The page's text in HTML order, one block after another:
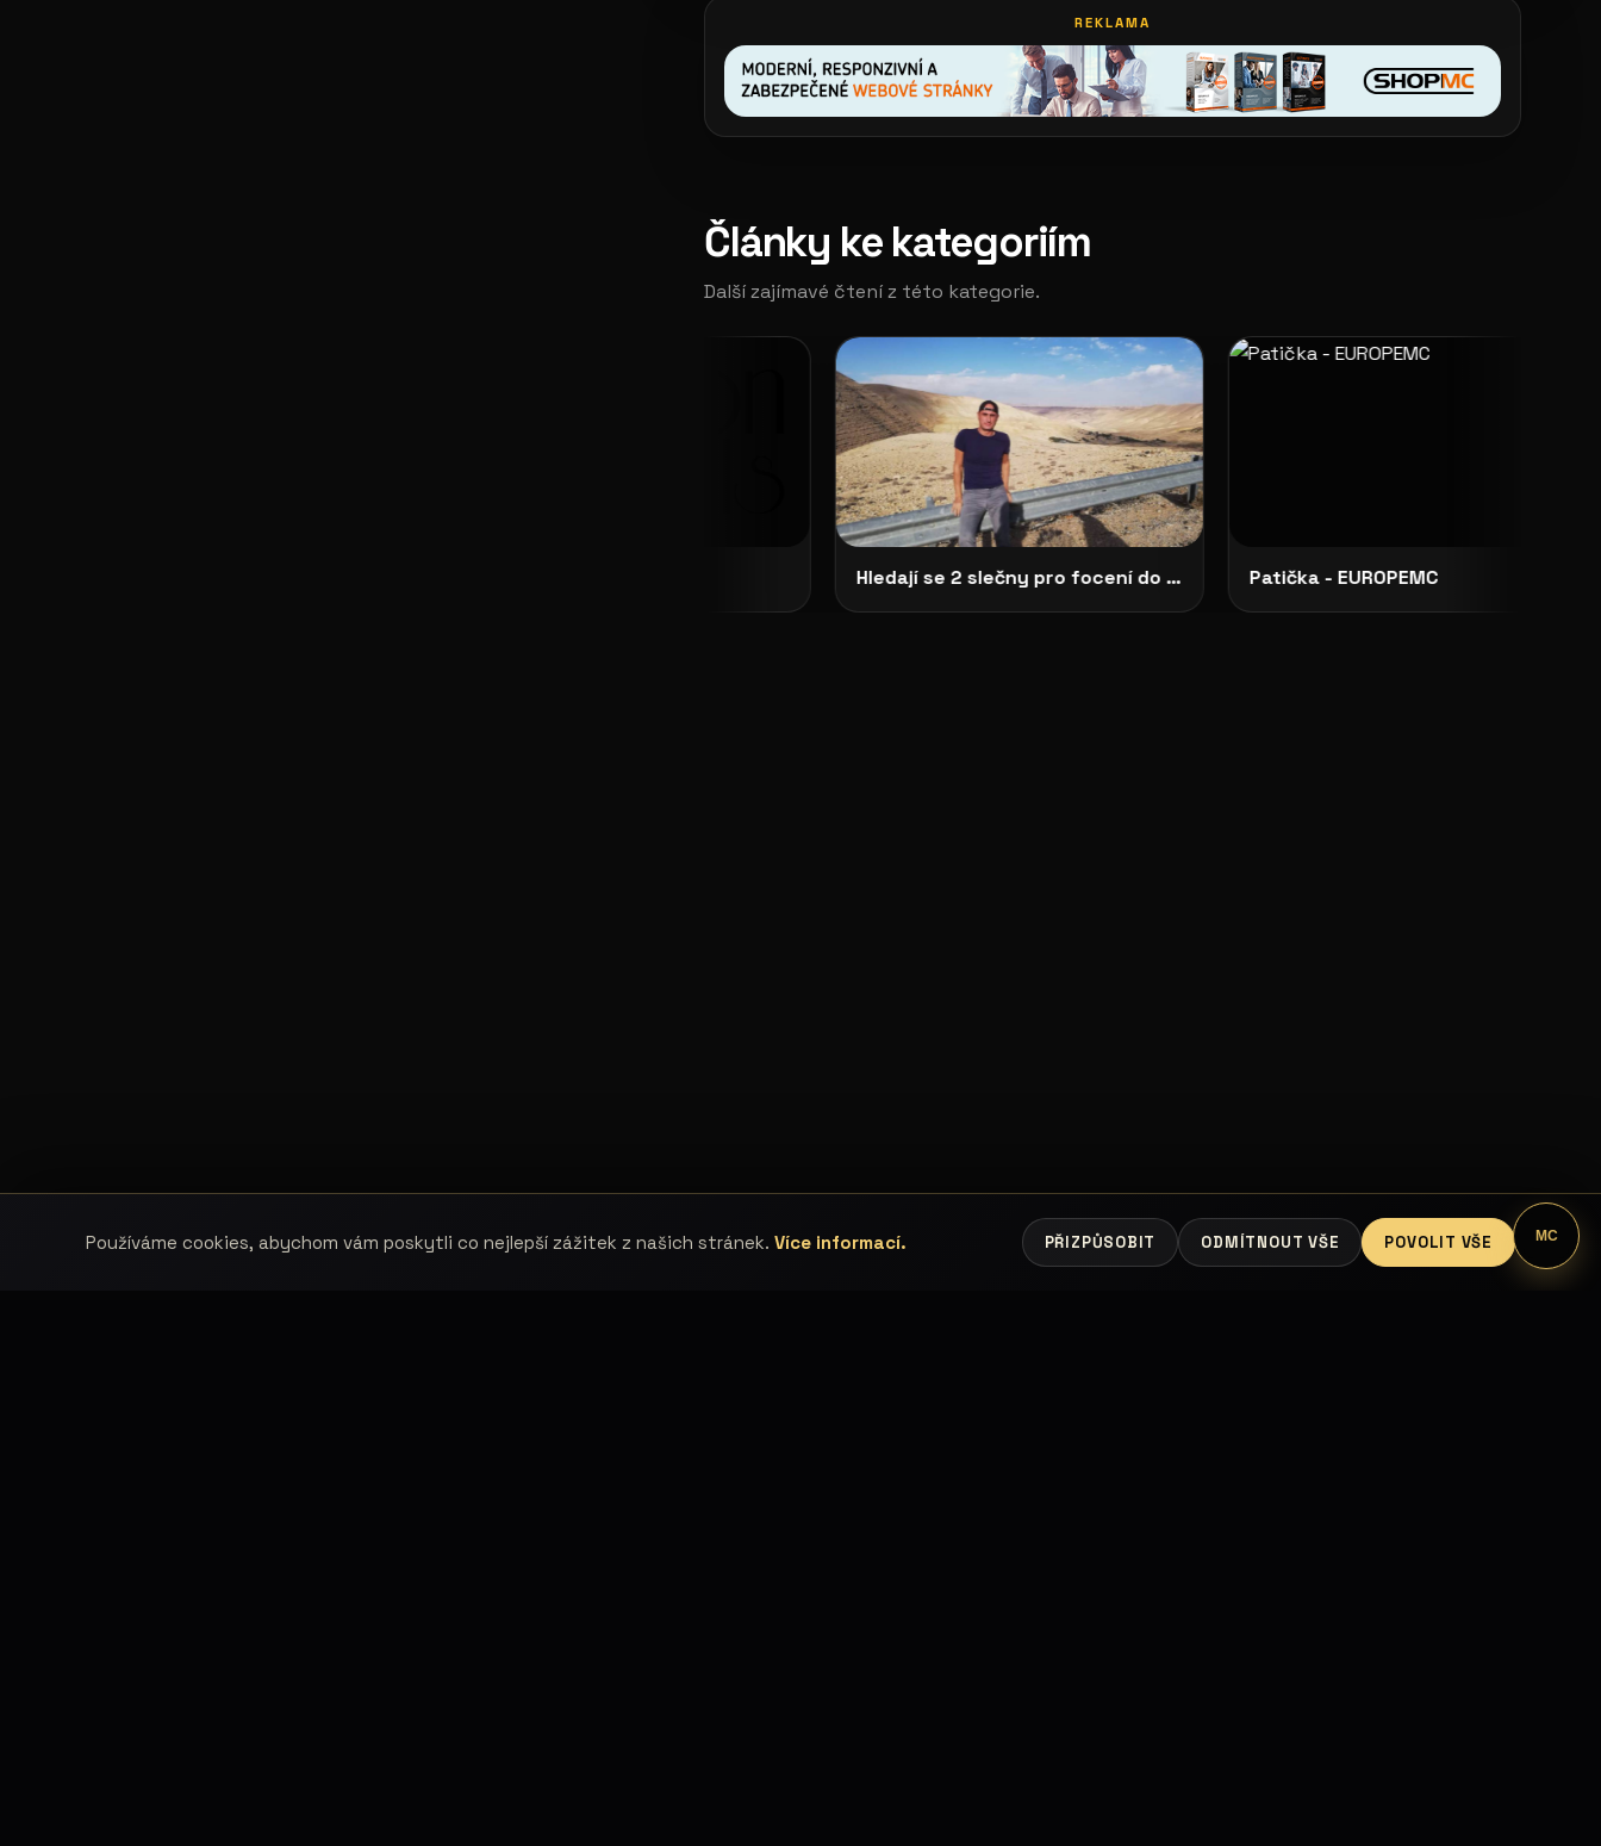
REKLAMA
Články ke kategoriím
Další zajímavé čtení z této kategorie.
Hledají se 2 slečny pro focení do připravované knihy Pavouk Patička - EUROPEMC
Používáme cookies, abychom vám poskytli co nejlepší zážitek z našich stránek. Více informací. PŘIZPŮSOBIT ODMÍTNOUT VŠE POVOLIT VŠE MC